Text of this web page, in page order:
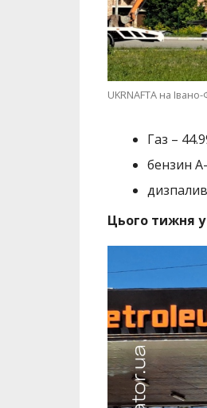
UKRNAFTA на
Газ –
бензин
Цього тижня у